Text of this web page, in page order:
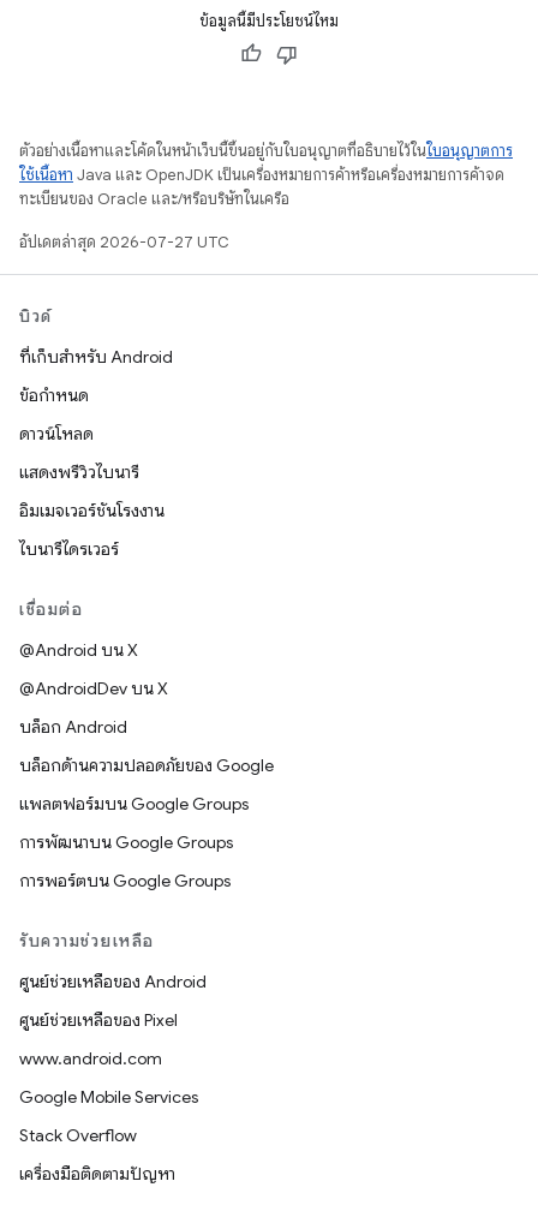
ข้อมูลนี้มีประโยชน์ไหม
ตัวอย่างเนื้อหาและโค้ดในหน้าเว็บนี้ขึ้นอยู่กับใบอนุญาตที่อธิบายไว้ในใบอนุญาตการ
ใช้เนื้อหา Java และ OpenJDK เป็นเครื่องหมายการค้าหรือเครื่องหมายการค้าจด
ทะเบียนของ Oracle และ/หรือบริษัทในเครือ
อัปเดตล่าสุด 2026-07-27 UTC
บิวด์
ที่เก็บสำหรับ Android
ข้อกำหนด
ดาวน์โหลด
แสดงพรีวิวไบนารี
อิมเมจเวอร์ชันโรงงาน
ไบนารีไดรเวอร์
เชื่อมต่อ
@Android บน X
@AndroidDev บน X
บล็อก Android
บล็อกด้านความปลอดภัยของ Google
แพลตฟอร์มบน Google Groups
การพัฒนาบน Google Groups
การพอร์ตบน Google Groups
รับความช่วยเหลือ
ศูนย์ช่วยเหลือของ Android
ศูนย์ช่วยเหลือของ Pixel
www.android.com
Google Mobile Services
Stack Overflow
เครื่องมือติดตามปัญหา